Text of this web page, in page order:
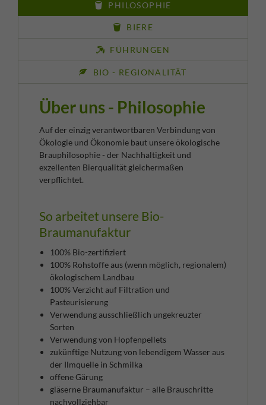
PHILOSOPHIE
BIERE
FÜHRUNGEN
BIO - REGIONALITÄT
Über uns - Philosophie
Auf der einzig verantwortbaren Verbindung von
Ökologie und Ökonomie baut unsere ökologische
Brauphilosophie - der Nachhaltigkeit und
exzellenten Bierqualität gleichermaßen
verpflichtet.
So arbeitet unsere Bio-
Braumanufaktur
100% Bio-zertifiziert
100% Rohstoffe aus (wenn möglich, regionalem)
ökologischem Landbau
100% Verzicht auf Filtration und
Pasteurisierung
Verwendung ausschließlich ungekreuzter
Sorten
Verwendung von Hopfenpellets
zukünftige Nutzung von lebendigem Wasser aus
der Ilmquelle in Schmilka
offene Gärung
gläserne Braumanufaktur – alle Brauschritte
nachvollziehbar